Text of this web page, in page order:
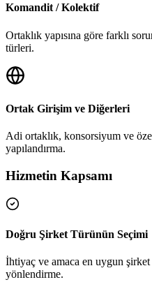
Komandit / Kolektif
Ortaklık yapısına göre farklı
türleri.
Ortak Girişim ve Diğerleri
Adi ortaklık, konsorsiyum ve
yapılandırma.
Hizmetin Kapsamı
Doğru Şirket Türünün Seçimi
İhtiyaç ve amaca en uygun
yönlendirme.